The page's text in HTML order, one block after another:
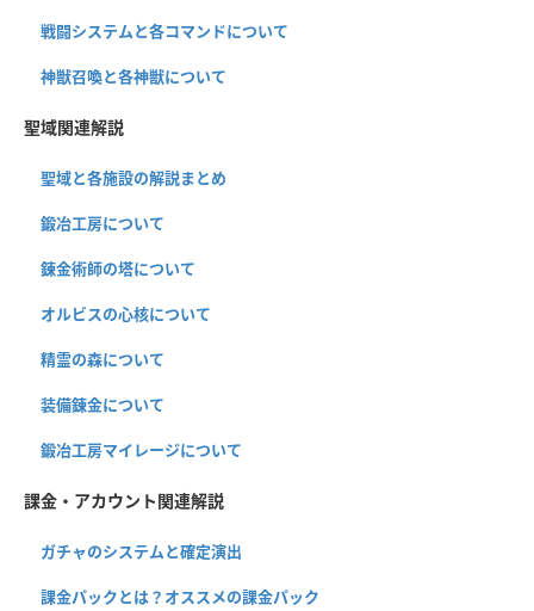
戦闘システムと各コマンドについて
神獣召喚と各神獣について
聖域関連解説
聖域と各施設の解説まとめ
鍛冶工房について
錬金術師の塔について
オルビスの心核について
精霊の森について
装備錬金について
鍛冶工房マイレージについて
課金・アカウント関連解説
ガチャのシステムと確定演出
課金パックとは？オススメの課金パック